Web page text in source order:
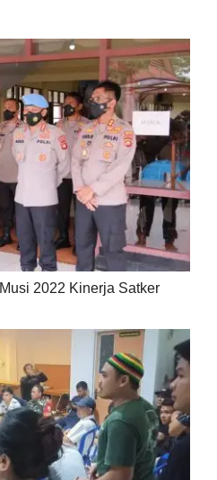
2022 Kinerja Satker